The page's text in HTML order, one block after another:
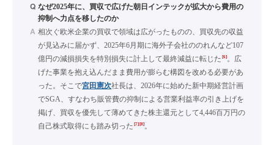
Q なぜ2025年に、買収で広げた朝日インテックが拡大から費用の
抑制へ力点を移したのか
A 相次ぐ欧米企業の買収で領域は広がったものの、買収先の収益
が見込みに届かず、2025年6月期に海外子会社ののれんなど107
億円の減損損失を特別損失に計上して最終減益に転じた [6]。広
げた事業を抱え込んだまま費用が膨らむ構図を改める必要があ
った。そこで宮田憲次社長は、2026年に始めた新中期経営計画
でSGA、すなわち販管費の抑制による営業利益率の引き上げを
掲げ、買収を優先して薄めてきた株主還元として4,446百万円の
自己株式取得にも踏み切った [7][8]。